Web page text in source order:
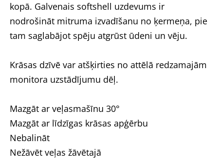
kopā. Galvenais softshell uzdevums ir
nodrošināt mitruma izvadīšanu no ķermeņa, pie
tam saglabājot spēju atgrūst ūdeni un vēju.
Krāsas dzīvē var atšķirties no attēlā redzamajām
monitora uzstādījumu dēļ.
Mazgāt ar veļasmašīnu 30°
Mazgāt ar līdzīgas krāsas apģērbu
Nebalināt
Nežāvēt veļas žāvētajā